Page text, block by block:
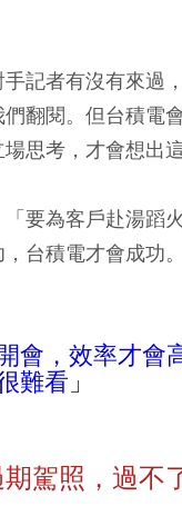
記者有沒有來過
翻閱。但台積電
思考，才會想出
要為客戶赴湯蹈
台積電才會成功。
會，效率才會
難看」
駕照，過不